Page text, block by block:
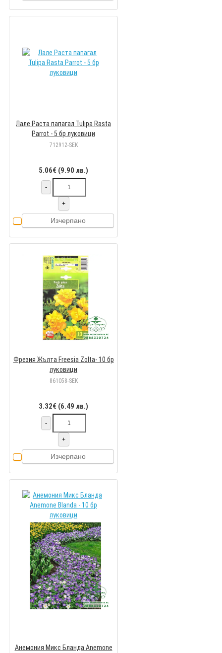
Лале Раста папагал Tulipa Rasta
Parrot - 5 бр луковици
712912-SEK
5.06€ (9.90 лв.)
-
+
Изчерпано
Фрезия Жълта Freesia Zolta- 10 бр
луковици
861058-SEK
3.32€ (6.49 лв.)
-
+
Изчерпано
Анемония Микс Бланда Anemone